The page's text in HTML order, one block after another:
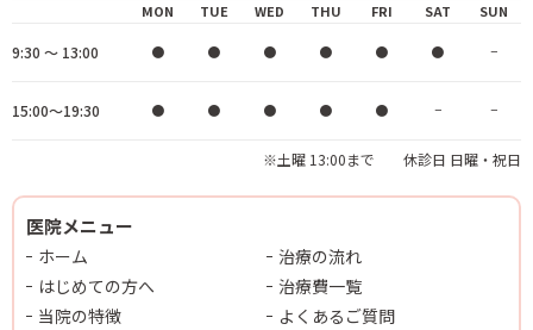
MON TUE WED THU FRI SAT SUN
※土曜 13:00まで 休診日 日曜・祝日
9:30 ～ 13:00 ● ● ● ● ● ● −
15:00～19:30 ● ● ● ● ● − −
医院メニュー
ホーム
はじめての方へ
当院の特徴
治療の流れ
治療費一覧
よくあるご質問